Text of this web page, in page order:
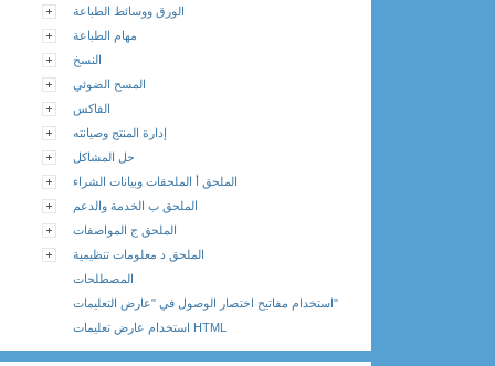
الورق ووسائط الطباعة
مهام الطباعة
النسخ
المسح الضوئي
الفاكس
إدارة المنتج وصيانته
حل المشاكل
الملحق أ الملحقات وبيانات الشراء
الملحق ب الخدمة والدعم
الملحق ج المواصفات
الملحق د معلومات تنظيمية
المصطلحات
استخدام مفاتيح اختصار الوصول في "عارض التعليمات"
استخدام عارض تعليمات HTML